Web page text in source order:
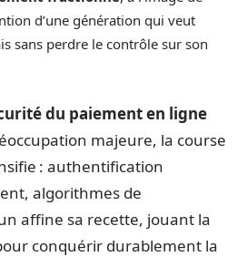
d’une génération qui veut
sans perdre le contrôle sur son
du paiement en ligne
majeure, la course
: authentification
algorithmes de
affine sa recette, jouant la
conquérir durablement la